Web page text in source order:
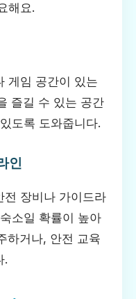
해요.
게임 공간이 있는
즐길 수 있는 공간
도록 도와줍니다.
인
전 장비나 가이드라
소일 확률이 높아
하거나, 안전 교육
.